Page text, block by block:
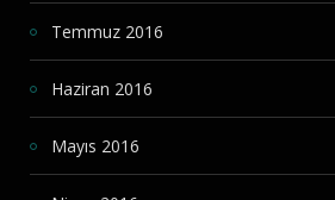
Temmuz 2016
Haziran 2016
Mayıs 2016